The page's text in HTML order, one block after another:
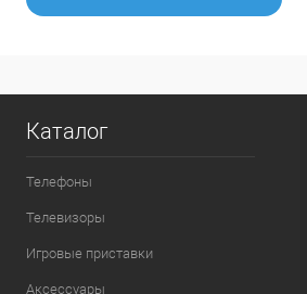
Каталог
Телефоны
Телевизоры
Игровые приставки
Аксессуары